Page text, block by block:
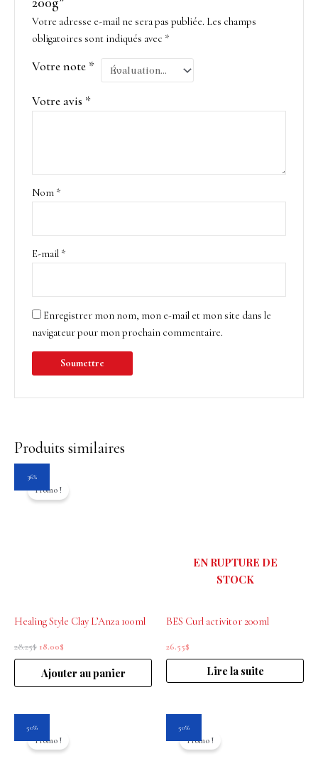
Votre adresse e-mail ne sera pas publiée. Les champs
obligatoires sont indiqués avec *
Votre note *
Votre avis *
Nom *
E-mail *
Enregistrer mon nom, mon e-mail et mon site dans le
navigateur pour mon prochain commentaire.
Produits similaires
36%
Promo !
Healing Style Clay L’Anza 100ml
28.25$
initial
18.00$
actuel
Ajouter au panier
EN RUPTURE DE
STOCK
BES Curl activitor 200ml
26.55$
Lire la suite
50%
Promo !
initial
prix
actuel
50%
Promo !
initial
prix
actuel